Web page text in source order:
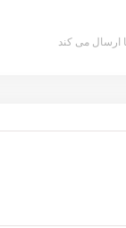
ارسال می کند